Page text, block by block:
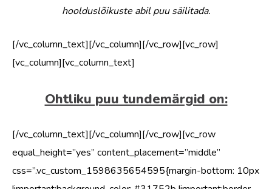
hoolduslõikuste abil puu säilitada.
[/vc_column_text][/vc_column][/vc_row][vc_row]
[vc_column][vc_column_text]
Ohtliku puu tundemärgid on:
[/vc_column_text][/vc_column][/vc_row][vc_row
equal_height=”yes” content_placement=”middle”
css=”.vc_custom_1598635654595{margin-bottom: 10px